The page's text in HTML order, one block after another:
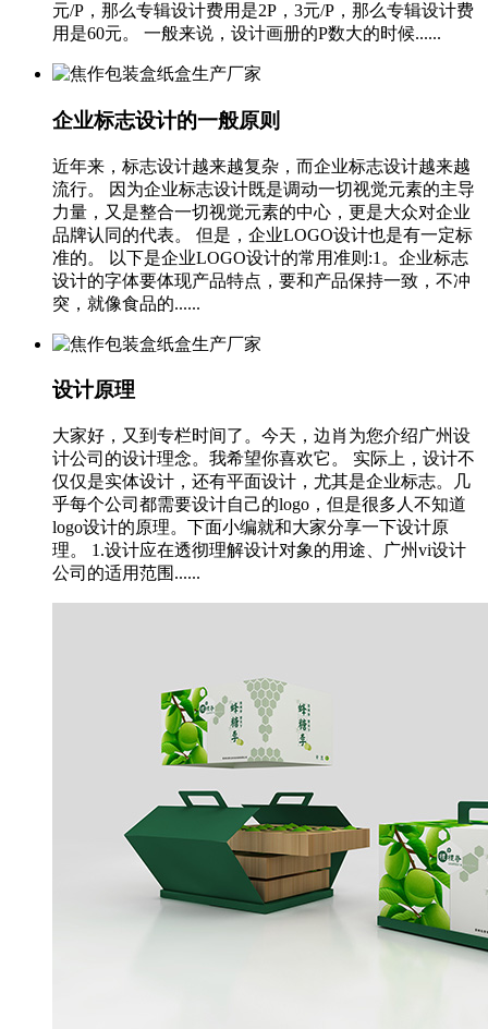
元/P，那么专辑设计费用是2P，3元/P，那么专辑设计费
用是60元。 一般来说，设计画册的P数大的时候......
企业标志设计的一般原则
近年来，标志设计越来越复杂，而企业标志设计越来越
流行。 因为企业标志设计既是调动一切视觉元素的主导
力量，又是整合一切视觉元素的中心，更是大众对企业
品牌认同的代表。 但是，企业LOGO设计也是有一定标
准的。 以下是企业LOGO设计的常用准则:1。企业标志
设计的字体要体现产品特点，要和产品保持一致，不冲
突，就像食品的......
设计原理
大家好，又到专栏时间了。今天，边肖为您介绍广州设
计公司的设计理念。我希望你喜欢它。 实际上，设计不
仅仅是实体设计，还有平面设计，尤其是企业标志。几
乎每个公司都需要设计自己的logo，但是很多人不知道
logo设计的原理。下面小编就和大家分享一下设计原
理。 1.设计应在透彻理解设计对象的用途、广州vi设计
公司的适用范围......